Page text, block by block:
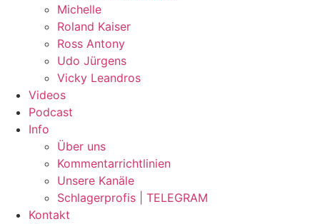
Michelle
Roland Kaiser
Ross Antony
Udo Jürgens
Vicky Leandros
Videos
Podcast
Info
Über uns
Kommentarrichtlinien
Unsere Kanäle
Schlagerprofis | TELEGRAM
Kontakt